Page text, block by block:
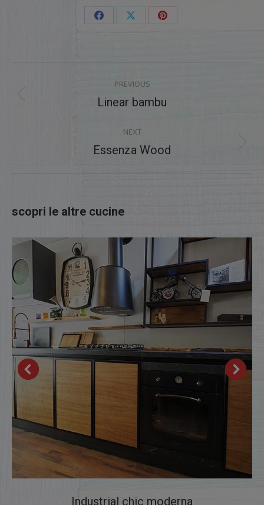
Share Share Share
PREVIOUS
Previous
Linear bambu
NEXT
Next
Essenza Wood
scopri le altre cucine
Industrial chic moderna